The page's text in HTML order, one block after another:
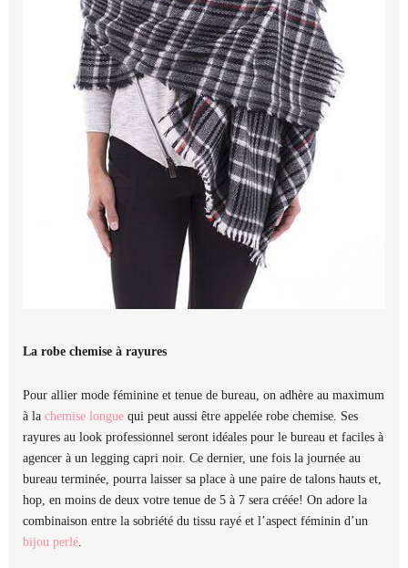
La robe chemise à rayures
Pour allier mode féminine et tenue de bureau, on adhère au maximum
à la chemise longue qui peut aussi être appelée robe chemise. Ses
rayures au look professionnel seront idéales pour le bureau et faciles à
agencer à un legging capri noir. Ce dernier, une fois la journée au
bureau terminée, pourra laisser sa place à une paire de talons hauts et,
hop, en moins de deux votre tenue de 5 à 7 sera créée! On adore la
combinaison entre la sobriété du tissu rayé et l’aspect féminin d’un
bijou perlé.